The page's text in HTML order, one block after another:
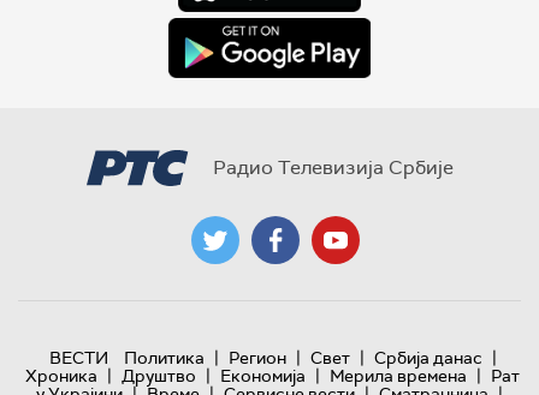
Радио Телевизија Србије
ВЕСТИ Политика | Регион | Свет | Србија данас |
Хроника | Друштво | Економија | Мерила времена | Рат